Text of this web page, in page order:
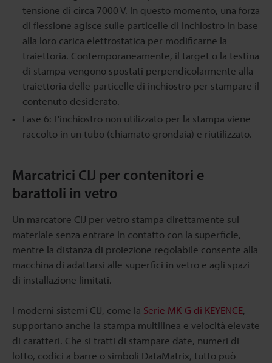
tensione di circa 7000 V. In questo momento, una forza
di flessione agisce sulle particelle di inchiostro in base
alla loro carica elettrostatica per modificarne la
traiettoria. Contemporaneamente, il target o la testina
di stampa vengono spostati perpendicolarmente alla
traiettoria delle particelle di inchiostro per stampare il
contenuto desiderato.
Fase 6: L'inchiostro non utilizzato per la stampa viene
raccolto in un tubo (chiamato grondaia) e riutilizzato.
Marcatrici CIJ per contenitori e
barattoli in vetro
Un marcatore CIJ per vetro stampa direttamente sul
materiale senza entrare in contatto con la superficie,
mentre la distanza di proiezione regolabile consente alla
macchina di adattarsi alle superfici in vetro e agli spazi
di installazione limitati.
I moderni sistemi CIJ, come la Serie MK-G di KEYENCE,
supportano anche la stampa multilinea e velocità elevate
di caratteri. Che si tratti di stampare date, numeri di
lotto, codici a barre o simboli DataMatrix, tutto può